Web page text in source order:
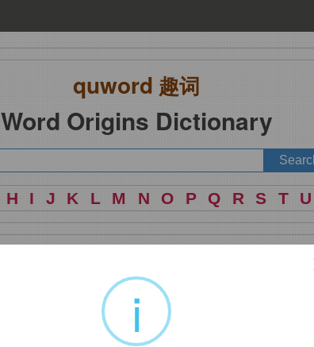
quword 趣词
Word Origins Dictionary
H I J K L M N O P Q R S T U
i